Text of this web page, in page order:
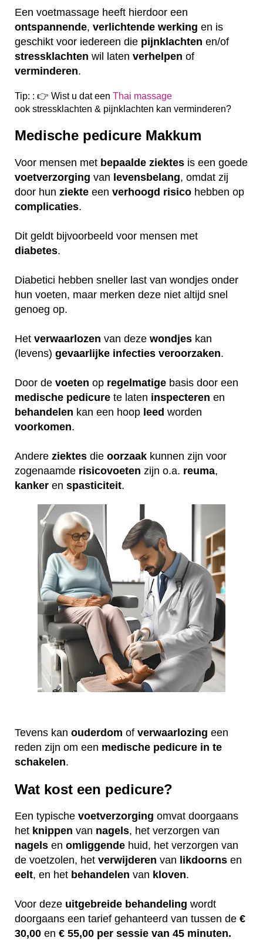
Een voetmassage heeft hierdoor een
ontspannende, verlichtende werking en is
geschikt voor iedereen die pijnklachten en/of
stressklachten wil laten verhelpen of
verminderen.
Tip: : 👉 Wist u dat een Thai massage
ook stressklachten & pijnklachten kan verminderen?
Medische pedicure Makkum
Voor mensen met bepaalde ziektes is een goede
voetverzorging van levensbelang, omdat zij
door hun ziekte een verhoogd risico hebben op
complicaties.
Dit geldt bijvoorbeeld voor mensen met
diabetes.
Diabetici hebben sneller last van wondjes onder
hun voeten, maar merken deze niet altijd snel
genoeg op.
Het verwaarlozen van deze wondjes kan
(levens) gevaarlijke infecties veroorzaken.
Door de voeten op regelmatige basis door een
medische pedicure te laten inspecteren en
behandelen kan een hoop leed worden
voorkomen.
Andere ziektes die oorzaak kunnen zijn voor
zogenaamde risicovoeten zijn o.a. reuma,
kanker en spasticiteit.
Tevens kan ouderdom of verwaarlozing een
reden zijn om een medische pedicure in te
schakelen.
Wat kost een pedicure?
Een typische voetverzorging omvat doorgaans
het knippen van nagels, het verzorgen van
nagels en omliggende huid, het verzorgen van
de voetzolen, het verwijderen van likdoorns en
eelt, en het behandelen van kloven.
Voor deze uitgebreide behandeling wordt
doorgaans een tarief gehanteerd van tussen de €
30,00 en € 55,00 per sessie van 45 minuten.